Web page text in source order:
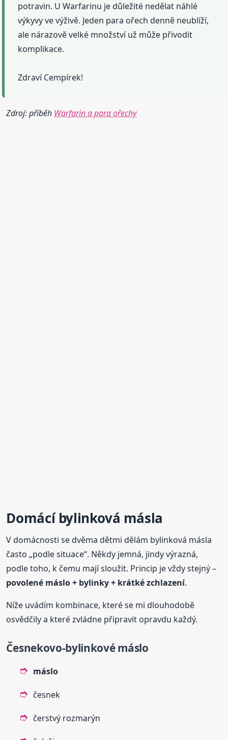
potravin. U Warfarinu je důležité nedělat náhlé
výkyvy ve výživě. Jeden para ořech denně neublíží,
ale nárazově velké množství už může přivodit
komplikace.
Zdraví Cempírek!
Zdroj: příběh Warfarin a para ořechy
Domácí bylinková másla
V domácnosti se dvěma dětmi dělám bylinková másla
často „podle situace“. Někdy jemná, jindy výrazná,
podle toho, k čemu mají sloužit. Princip je vždy stejný –
povolené máslo+ bylinky + krátké zchlazení.
Níže uvádím kombinace, které se mi dlouhodobě
osvědčily a které zvládne připravit opravdu každý.
Česnekovo-bylinkovémáslo
máslo
česnek
čerstvý rozmarýn